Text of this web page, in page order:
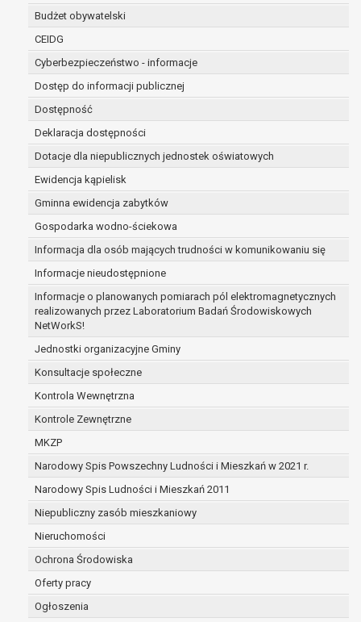
Budżet obywatelski
CEIDG
Cyberbezpieczeństwo - informacje
Dostęp do informacji publicznej
Dostępność
Deklaracja dostępności
Dotacje dla niepublicznych jednostek oświatowych
Ewidencja kąpielisk
Gminna ewidencja zabytków
Gospodarka wodno-ściekowa
Informacja dla osób mających trudności w komunikowaniu się
Informacje nieudostępnione
Informacje o planowanych pomiarach pól elektromagnetycznych
realizowanych przez Laboratorium Badań Środowiskowych
NetWorkS!
Jednostki organizacyjne Gminy
Konsultacje społeczne
Kontrola Wewnętrzna
Kontrole Zewnętrzne
MKZP
Narodowy Spis Powszechny Ludności i Mieszkań w 2021 r.
Narodowy Spis Ludności i Mieszkań 2011
Niepubliczny zasób mieszkaniowy
Nieruchomości
Ochrona Środowiska
Oferty pracy
Ogłoszenia
przepisów prawa.
Pani/Pana dane osobowe będą przetwarzane
przez okres niezbędny do realizacji celu dla jakiego
zostały zebrane oraz zgodnie z terminami
archiwizacji określonymi przez przepisy prawa
powszechnie obowiązującego.
W przypadku, gdy dane osobowe przetwarzane są
na podstawie zgody osoby, której dane dotyczą
przetwarzanie odbywa się do czasu wycofania tej
zgody.
W przypadku, gdy dane osobowe przetwarzane są
w celu zawarcia i realizacji umowy przetwarzanie
odbywa się przez okres niezbędny do realizacji
zawartej umowy, a po tym czasie w zakresie
wymaganym przez przepisy prawa lub dla
zabezpieczenia ewentualnych roszczeń, a w
przypadku wyrażenia zgody na przetwarzanie
danych po zakończeniu i rozliczeniu umowy, do
czasu wycofania tej zgody.
Ponadto w przypadku umów o dofinansowanie
dane osobowe od momentu pozyskania
przechowywane są przez okres wynikający z
umowy o dofinansowanie zawartej między
beneficjentem a określoną instytucją, trwałości
danego projektu i konieczności zachowania
dokumentacji projektu do celów kontrolnych.
W związku z przetwarzaniem przez
administratora danych osobowych przysługuje
Pani/Panu:
prawo dostępu do treści danych oraz
otrzymywania ich kopii na podstawie art. 15
RODO;
podstawie art. 16 RODO,